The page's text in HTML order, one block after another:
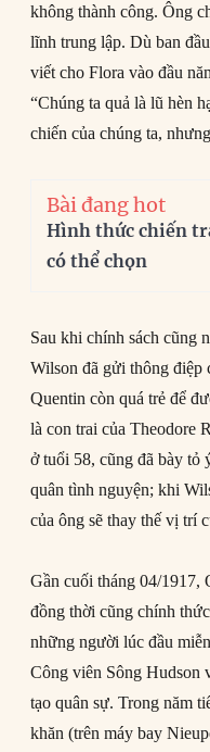
không thành công. Ông
lĩnh trung lập. Dù ban
viết cho Flora vào đầu
“Chúng ta quả là lũ hèn
chiến của chúng ta,
Bài đang hot
Hình thức chiến
có thể chọn
Sau khi chính sách cũng
Wilson đã gửi thông điệp
Quentin còn quá trẻ để
là con trai của Theodore
ở tuổi 58, cũng đã bày tỏ
quân tình nguyện; khi
của ông sẽ thay thế vị trí
Gần cuối tháng 04/1917,
đồng thời cũng chính
những người lúc đầu
Công viên Sông Hudson
tạo quân sự. Trong năm
khăn (trên máy bay